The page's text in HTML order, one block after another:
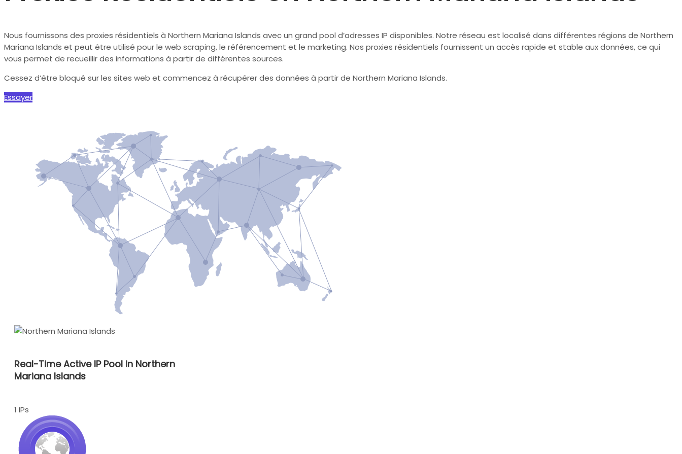
Nous fournissons des proxies résidentiels à Northern Mariana Islands avec un grand pool d’adresses IP disponibles. Notre réseau est localisé dans différentes régions de Northern
Mariana Islands et peut être utilisé pour le web scraping, le référencement et le marketing. Nos proxies résidentiels fournissent un accès rapide et stable aux données, ce qui
vous permet de recueillir des informations à partir de différentes sources.
Cessez d’être bloqué sur les sites web et commencez à récupérer des données à partir de Northern Mariana Islands.
Essayer
Real-Time Active IP Pool in Northern
Mariana Islands
1 IPs